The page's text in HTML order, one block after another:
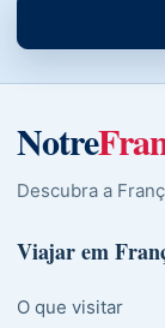
Notre
Descubra a
Viajar em
O que visitar